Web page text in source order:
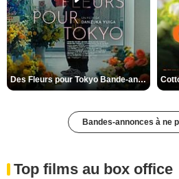
Des Fleurs pour Tokyo Bande-annonce VO STFR
Bandes-annonces à ne
Top films au box office